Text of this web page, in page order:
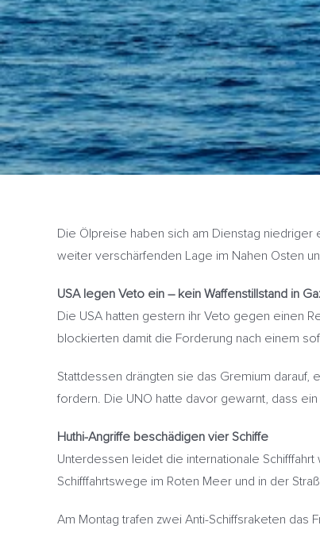
Die Ölpreise haben sich am Dienstag niedriger
weiter verschärfenden Lage im Nahen Osten
USA legen Veto ein – kein Waffenstillstand in
Die USA hatten gestern ihr Veto gegen einen
blockierten damit die Forderung nach einem
Stattdessen drängten sie das Gremium
fordern. Die UNO hatte davor gewarnt, dass
Huthi-Angriffe beschädigen vier Schiffe
Unterdessen leidet die internationale
Schifffahrtswege im Roten Meer und in der
Am Montag trafen zwei Anti-Schiffsraketen das